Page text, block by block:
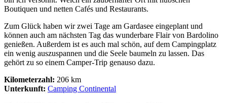
Boutiquen und netten Cafés und Restaurants.
Zum Glück haben wir zwei Tage am Gardasee eingeplant und
können auch am nächsten Tag das wunderbare Flair von Bardolino
genießen. Außerdem ist es auch mal schön, auf dem Campingplatz
ein wenig auszuspannen und die Seele baumeln zu lassen. Das
gehört zu so einem Camper-Trip genauso dazu.
Kilometerzahl: 206 km
Unterkunft: Camping Continental